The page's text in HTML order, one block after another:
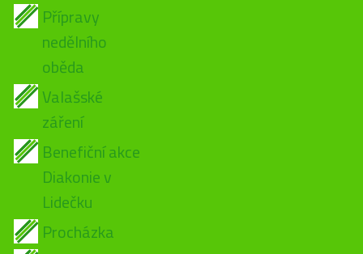
Přípravy
nedělního
oběda
Valašské
záření
Benefiční akce
Diakonie v
Lidečku
Procházka